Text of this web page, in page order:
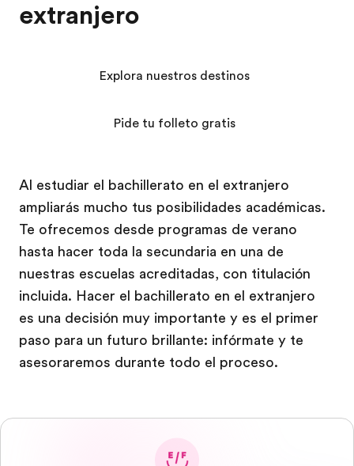
extranjero
Al estudiar el bachillerato en el extranjero
ampliarás mucho tus posibilidades académicas.
Te ofrecemos desde programas de verano
hasta hacer toda la secundaria en una de
nuestras escuelas acreditadas, con titulación
incluida. Hacer el bachillerato en el extranjero
es una decisión muy importante y es el primer
paso para un futuro brillante: infórmate y te
asesoraremos durante todo el proceso.
Explora nuestros destinos
Pide tu folleto gratis